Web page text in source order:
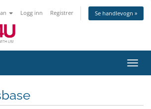
Logg inn Registrer Se handlevogn »
Bytt